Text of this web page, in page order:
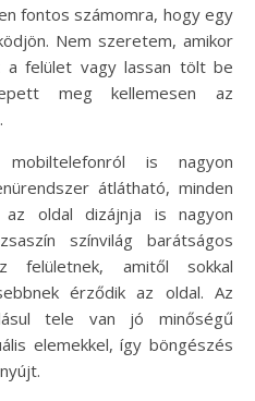
fontos számomra, hogy egy
Nem szeretem, amikor
a felület vagy lassan tölt be
meg kellemesen az
mobiltelefonról is nagyon
átlátható, minden
az oldal dizájnja is nagyon
színvilág barátságos
felületnek, amitől sokkal
érződik az oldal. Az
tele van jó minőségű
elemekkel, így böngészés